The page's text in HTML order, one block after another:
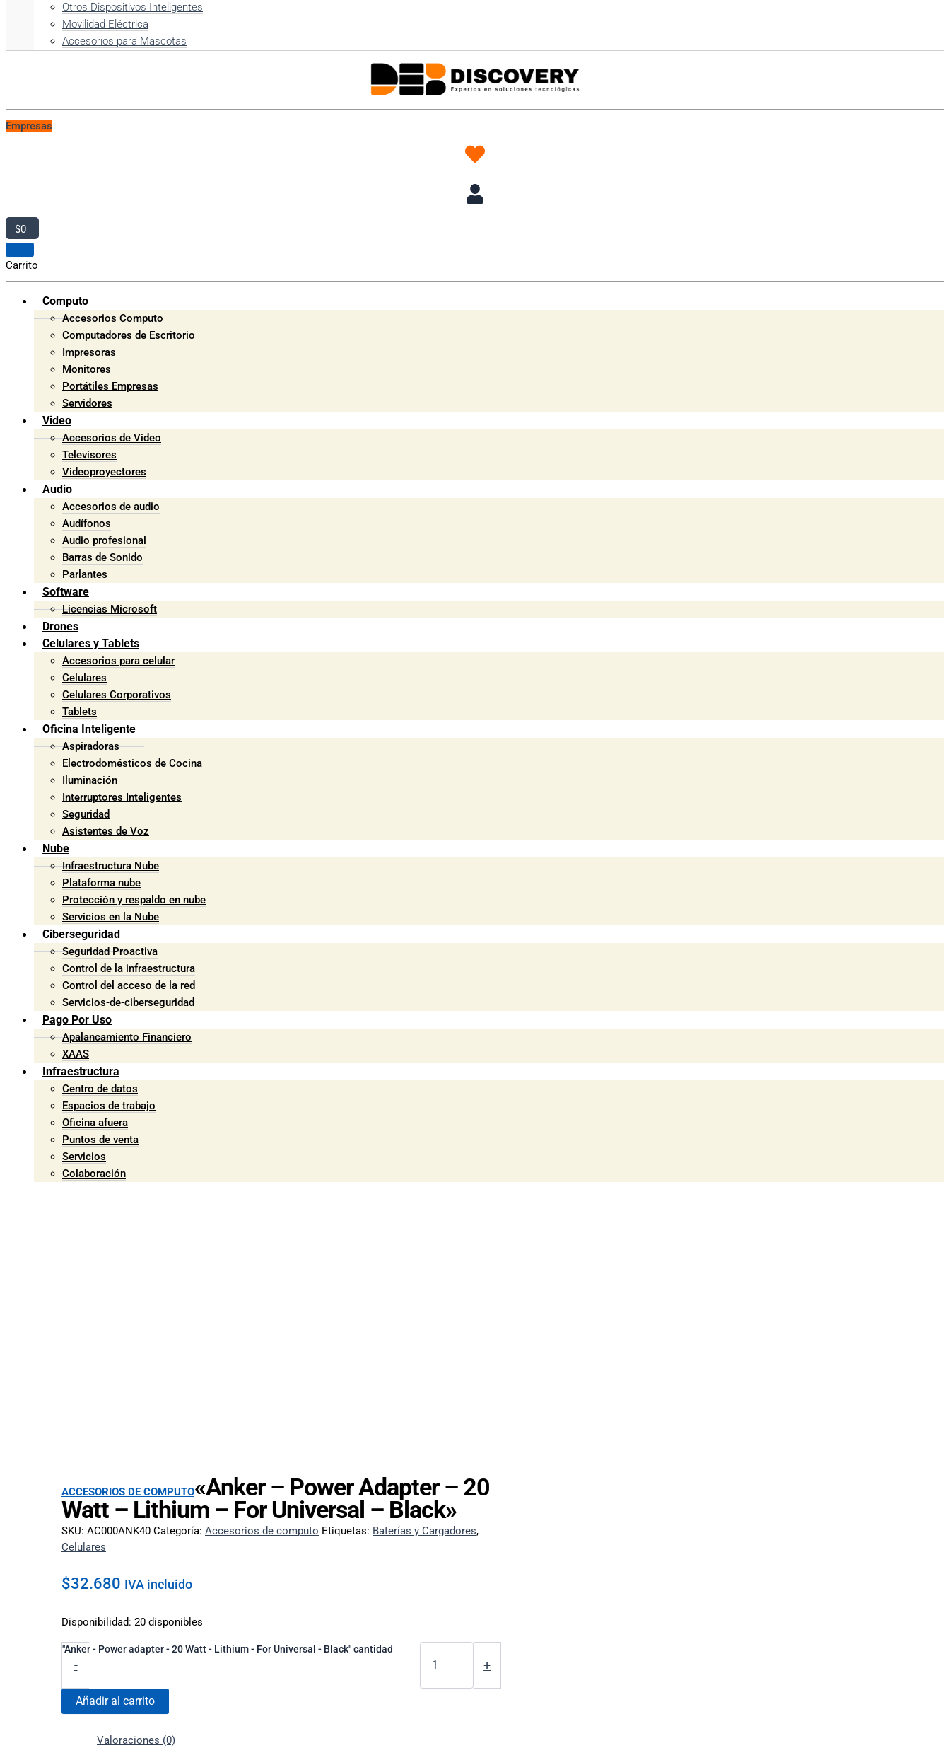
Otros Dispositivos Inteligentes
Movilidad Eléctrica
Accesorios para Mascotas
Empresas
$0
Carrito
Computo
Accesorios Computo
Computadores de Escritorio
Impresoras
Monitores
Portátiles Empresas
Servidores
Video
Accesorios de Video
Televisores
Videoproyectores
Audio
Accesorios de audio
Audífonos
Audio profesional
Barras de Sonido
Parlantes
Software
Licencias Microsoft
Drones
Celulares y Tablets
Accesorios para celular
Celulares
Celulares Corporativos
Tablets
Oficina Inteligente
Aspiradoras
Electrodomésticos de Cocina
Iluminación
Interruptores Inteligentes
Seguridad
Asistentes de Voz
Nube
Infraestructura Nube
Plataforma nube
Protección y respaldo en nube
Servicios en la Nube
Ciberseguridad
Seguridad Proactiva
Control de la infraestructura
Control del acceso de la red
Servicios-de-ciberseguridad
Pago Por Uso
Apalancamiento Financiero
XAAS
Infraestructura
Centro de datos
Espacios de trabajo
Oficina afuera
Puntos de venta
Servicios
Colaboración
ACCESORIOS DE COMPUTO«Anker – Power Adapter – 20
Watt – Lithium – For Universal – Black»
SKU: AC000ANK40 Categoría: Accesorios de computo Etiquetas: Baterías y Cargadores,
Celulares
$32.680 IVA incluido
Disponibilidad: 20 disponibles
-
"Anker - Power adapter - 20 Watt - Lithium - For Universal - Black" cantidad
+
Añadir al carrito
Valoraciones (0)